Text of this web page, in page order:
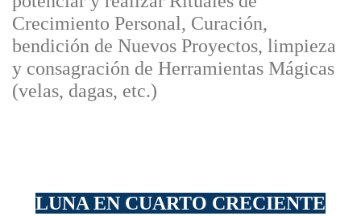
Crecimiento Personal, Curación,
bendición de Nuevos Proyectos, limpieza
y consagración de Herramientas Mágicas
(velas, dagas, etc.)
LUNA EN CUARTO CRECIENTE